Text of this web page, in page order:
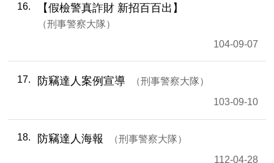
16 【假檢警真詐財 新招百百出】
刑事警察大隊
104-09-07
17 防竊達人案例宣導
刑事警察大隊
103-09-10
18 防竊達人海報
刑事警察大隊
112-04-28